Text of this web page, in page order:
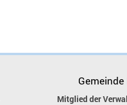
Mitglied der